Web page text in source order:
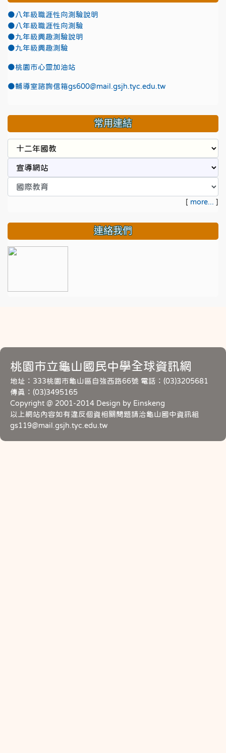
●八年級職涯性向測驗說明
●八年級職涯性向測驗
●九年級興趣測驗說明
●九年級興趣測驗
●桃園市心靈加油站
●輔導室諮詢信箱gs600@mail.gsjh.tyc.edu.tw
常用連結
[ more... ]
連絡我們
桃園市立龜山國民中學全球資訊網
地址：333桃園市龜山區自強西路66號 電話：(03)3205681
傳真：(03)3495165
Copyright @ 2001-2014 Design by Einskeng
以上網站內容如有違反個資相關問題請洽龜山國中資訊組
gs119@mail.gsjh.tyc.edu.tw